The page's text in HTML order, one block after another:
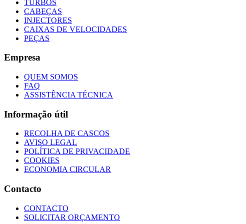
TURBOS
CABEÇAS
INJECTORES
CAIXAS DE VELOCIDADES
PEÇAS
Empresa
QUEM SOMOS
FAQ
ASSISTÊNCIA TÉCNICA
Informação útil
RECOLHA DE CASCOS
AVISO LEGAL
POLÍTICA DE PRIVACIDADE
COOKIES
ECONOMIA CIRCULAR
Contacto
CONTACTO
SOLICITAR ORÇAMENTO